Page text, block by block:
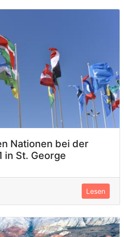
Nationen bei der
in St. George
Lesen